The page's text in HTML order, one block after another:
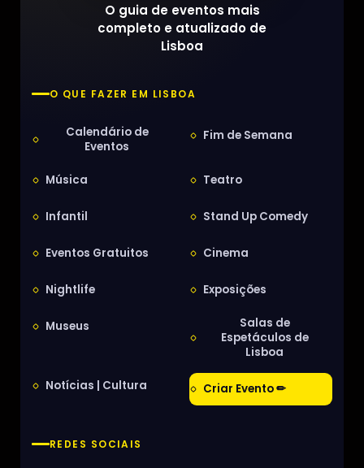
O guia de eventos mais
completo e atualizado de
Lisboa
O QUE FAZER EM LISBOA
Calendário de
Eventos
Fim de Semana
Música Teatro
Infantil Stand Up Comedy
Eventos Gratuitos Cinema
Nightlife Exposições
Museus
Salas de
Espetáculos de
Lisboa
Notícias | Cultura Criar Evento ✏
REDES SOCIAIS